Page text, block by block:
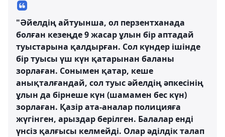
"Әйелдің айтуынша, ол перзентханада
болған кезеңде 9 жасар ұлын бір аптадай
туыстарына қалдырған. Сол күндер ішінде
бір туысы үш күн қатарынан баланы
зорлаған. Сонымен қатар, кеше
анықталғандай, сол туыс әйелдің әпкесінің
ұлын да бірнеше күн (шамамен бес күн)
зорлаған. Қазір ата-аналар полицияға
жүгінген, арыздар берілген. Балалар енді
үнсіз қалғысы келмейді. Олар әділдік талап